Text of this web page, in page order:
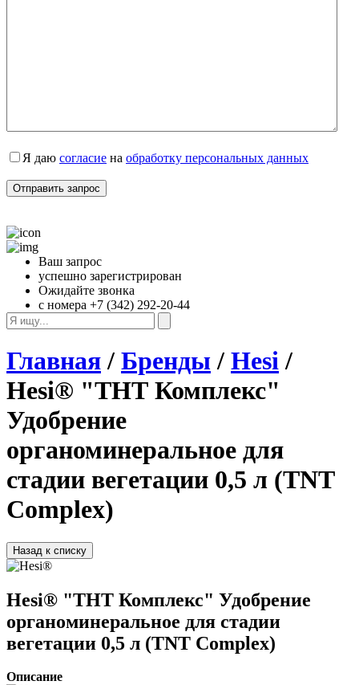
Я даю согласие на обработку персональных данных
Ваш запрос
успешно зарегистрирован
Ожидайте звонка
с номера +7 (342) 292-20-44
Главная/ Бренды/ Hesi/
Hesi® "ТНТ Комплекс"
Удобрение
органоминеральное для
стадии вегетации 0,5 л (TNT
Complex)
Назад к списку
Hesi® "ТНТ Комплекс" Удобрение
органоминеральное для стадии
вегетации 0,5 л (TNT Complex)
Описание